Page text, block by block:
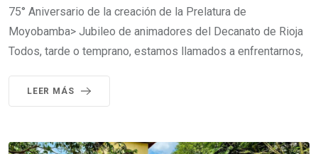
75° Aniversario de la creación de la Prelatura de
Moyobamba> Jubileo de animadores del Decanato de Rioja
Todos, tarde o temprano, estamos llamados a enfrentarnos,
LEER MÁS